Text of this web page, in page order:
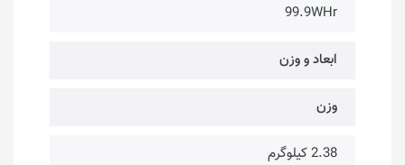
99.9WHr
ابعاد و وزن
وزن
2.38 کیلوگرم